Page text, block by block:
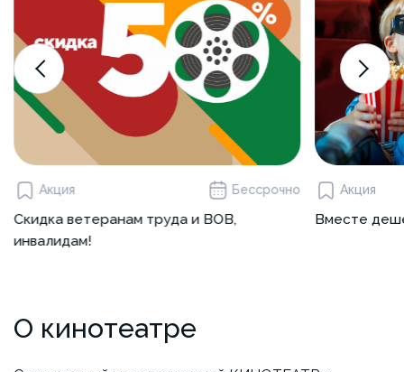
Акция Бессрочно
Скидка ветеранам труда и ВОВ,
инвалидам!
Акция
Вместе
О кинотеатре